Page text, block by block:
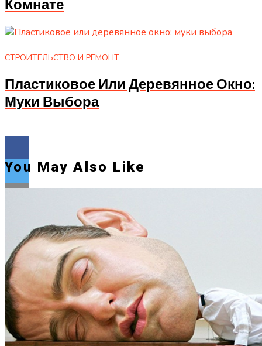
Комнате
СТРОИТЕЛЬСТВО И РЕМОНТ
Пластиковое Или Деревянное Окно:
Муки Выбора
Flipboard
Reddit
Pinterest
Whatsapp
You May Also Like